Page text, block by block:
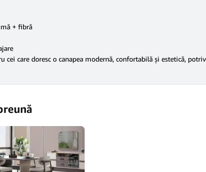
+ fibră
cei care doresc o canapea modernă, confortabilă și estetică,